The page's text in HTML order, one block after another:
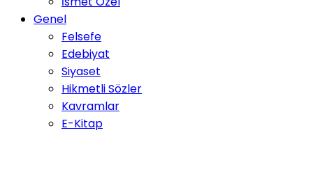
Genel
Felsefe
Edebiyat
Siyaset
Hikmetli Sözler
Kavramlar
E-Kitap